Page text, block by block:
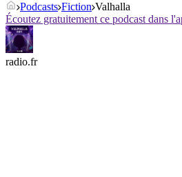
Podcasts Fiction Valhalla
Écoutez gratuitement ce podcast dans
radio.fr